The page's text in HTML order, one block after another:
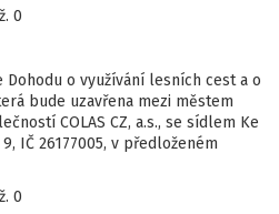
0
Dohodu o využívání lesních cest a o
bude uzavřena mezi městem
COLAS CZ, a.s., se sídlem Ke
IČ 26177005, v předloženém
0